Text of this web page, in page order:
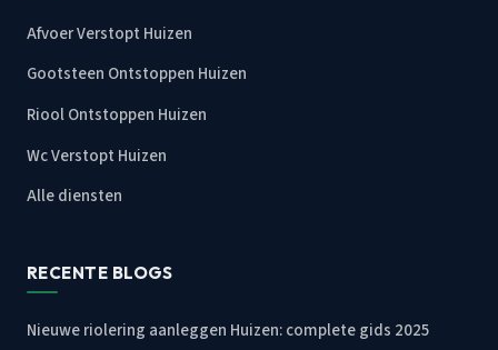
Afvoer Verstopt Huizen
Gootsteen Ontstoppen Huizen
Riool Ontstoppen Huizen
Wc Verstopt Huizen
Alle diensten
RECENTE BLOGS
Nieuwe riolering aanleggen Huizen: complete gids 2025